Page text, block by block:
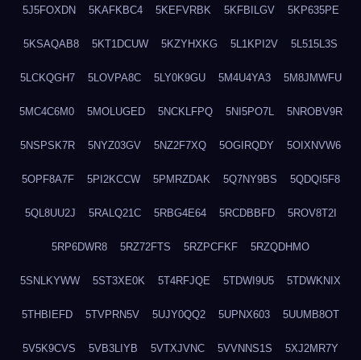
5J5FOXDN 5KAFKBC4 5KEFVRBK 5KFBILGV 5KP635PE
5KSAQAB8 5KT1DCUW 5KZYHXKG 5L1KPI2V 5L515L3S
5LCKQGH7 5LOVPA8C 5LY0K9GU 5M4U4YA3 5M8JMWFU
5MC4C6M0 5MOLUGED 5NCKLFPQ 5NI5PO7L 5NROBV9R
5NSPSK7R 5NYZ03GV 5NZ2F7XQ 5OGIRQDY 5OIXNVW6
5OPF8A7F 5PI2KCCW 5PMRZDAK 5Q7NY9BS 5QDQI5F8
5QL8UU2J 5RALQ21C 5RBG4E64 5RCDBBFD 5ROV8T2I
5RP6DWR8 5RZ72FTS 5RZPCFKF 5RZQDHMO
5SNLKYWW 5ST3XE0K 5T4RFJQE 5TDWI9U5 5TDWKNIX
5THBIEFD 5TVPRN5V 5UJY0QQ2 5UPNX603 5UUMB8OT
5V5K9CVS 5VB3LIYB 5VTXJVNC 5VVNNS1S 5XJ2MR7Y